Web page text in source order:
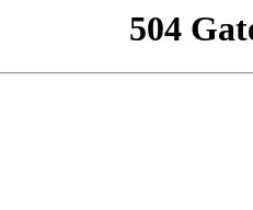
504